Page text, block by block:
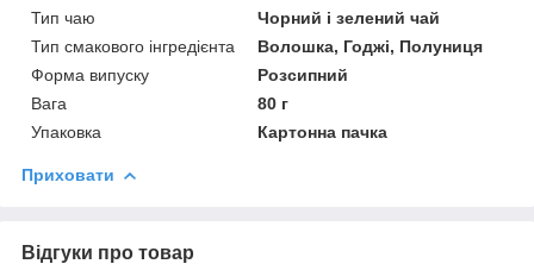
Тип чаю
Чорний і зелений чай
Тип смакового інгредієнта
Волошка, Годжі, Полуниця
Форма випуску
Розсипний
Вага
80 г
Упаковка
Картонна пачка
Приховати
Відгуки про товар